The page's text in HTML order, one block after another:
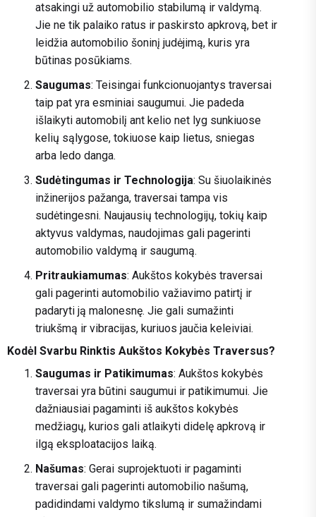
atsakingi už automobilio stabilumą ir valdymą.
Jie ne tik palaiko ratus ir paskirsto apkrovą, bet ir
leidžia automobilio šoninį judėjimą, kuris yra
būtinas posūkiams.
Saugumas: Teisingai funkcionuojantys traversai
taip pat yra esminiai saugumui. Jie padeda
išlaikyti automobilį ant kelio net lyg sunkiuose
kelių sąlygose, tokiuose kaip lietus, sniegas
arba ledo danga.
Sudėtingumas ir Technologija: Su šiuolaikinės
inžinerijos pažanga, traversai tampa vis
sudėtingesni. Naujausių technologijų, tokių kaip
aktyvus valdymas, naudojimas gali pagerinti
automobilio valdymą ir saugumą.
Pritraukiamumas: Aukštos kokybės traversai
gali pagerinti automobilio važiavimo patirtį ir
padaryti ją malonesnę. Jie gali sumažinti
triukšmą ir vibracijas, kuriuos jaučia keleiviai.
Kodėl Svarbu Rinktis Aukštos Kokybės Traversus?
Saugumas ir Patikimumas: Aukštos kokybės
traversai yra būtini saugumui ir patikimumui. Jie
dažniausiai pagaminti iš aukštos kokybės
medžiagų, kurios gali atlaikyti didelę apkrovą ir
ilgą eksploatacijos laiką.
Našumas: Gerai suprojektuoti ir pagaminti
traversai gali pagerinti automobilio našumą,
padidindami valdymo tikslumą ir sumažindami